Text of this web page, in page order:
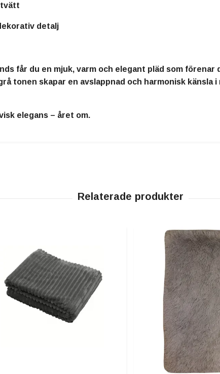
tvätt
detalj
får du en mjuk, varm och elegant pläd som förenar
tonen skapar en avslappnad och harmonisk känslai
elegans – året om.